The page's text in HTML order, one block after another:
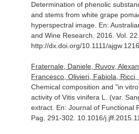
Determination of phenolic
and stems from white grape
hyperspectral image. En:
and Wine Research . 2016. Vol.
http://dx.doi.org/10.1111/
Fraternale, Daniele, Ruvov,
Francesco, Olivieri, Fabiola,
Chemical composition and "in
activity of Vitis vinifera L. (var.
extract. En: Journal of Functional
Pag. 291-302. 10.1016/